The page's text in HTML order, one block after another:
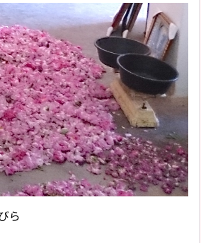
ら